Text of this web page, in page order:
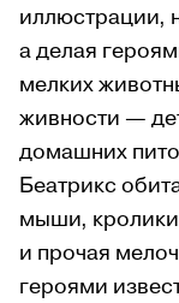
иллюстрации,
а делая
мелких
живности —
домашних
Беатрикс
мыши,
и прочая
героями